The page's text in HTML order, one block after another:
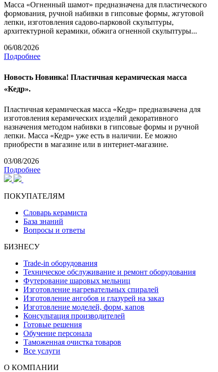
Масса «Огненный шамот» предназначена для пластического
формования, ручной набивки в гипсовые формы, жгутовой
лепки, изготовления садово-парковой скульптуры,
архитектурной керамики, обжига огненной скульптуры...
06/08/2026
Подробнее
Новость Новинка! Пластичная керамическая масса
«Кедр».
Пластичная керамическая масса «Кедр» предназначена для
изготовления керамических изделий декоративного
назначения методом набивки в гипсовые формы и ручной
лепки. Масса «Кедр» уже есть в наличии. Ее можно
приобрести в магазине или в интернет-магазине.
03/08/2026
Подробнее
ПОКУПАТЕЛЯМ
Словарь керамиста
База знаний
Вопросы и ответы
БИЗНЕСУ
Trade-in оборудования
Техническое обслуживание и ремонт оборудования
Футерование шаровых мельниц
Изготовление нагревательных спиралей
Изготовление ангобов и глазурей на заказ
Изготовление моделей, форм, капов
Консультация производителей
Готовые решения
Обучение персонала
Таможенная очистка товаров
Все услуги
О КОМПАНИИ